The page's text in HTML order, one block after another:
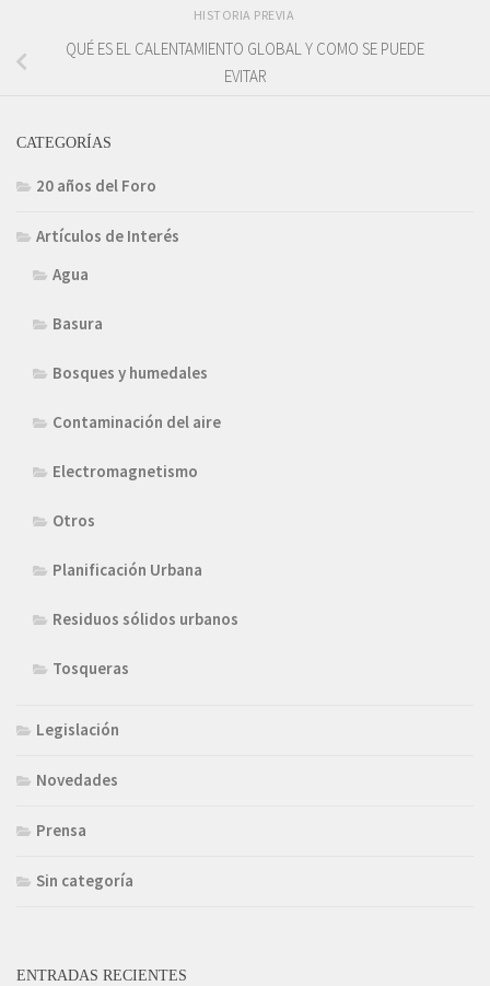
HISTORIA PREVIA
QUÉ ES EL CALENTAMIENTO GLOBAL Y COMO SE PUEDE
EVITAR
CATEGORÍAS
20 años del Foro
Artículos de Interés
Agua
Basura
Bosques y humedales
Contaminación del aire
Electromagnetismo
Otros
Planificación Urbana
Residuos sólidos urbanos
Tosqueras
Legislación
Novedades
Prensa
Sin categoría
ENTRADAS RECIENTES